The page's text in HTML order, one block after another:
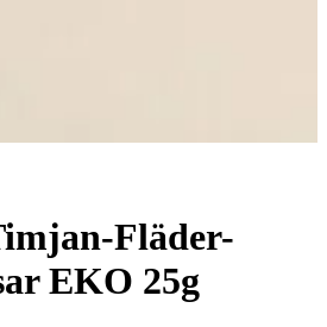
Fläder-
EKO 25g